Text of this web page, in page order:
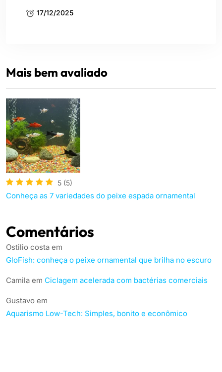
17/12/2025
Mais bem avaliado
5 (5)
Conheça as 7 variedades do peixe espada ornamental
Comentários
Ostilio costa em
GloFish: conheça o peixe ornamental que brilha no escuro
Camila em Ciclagem acelerada com bactérias comerciais
Gustavo em
Aquarismo Low-Tech: Simples, bonito e econômico